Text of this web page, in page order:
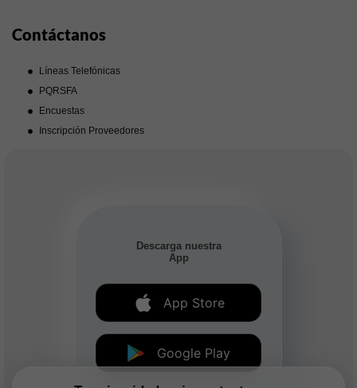
Contáctanos
Líneas Telefónicas
PQRSFA
Encuestas
Inscripción Proveedores
Descarga nuestra
App
App Store
Google Play